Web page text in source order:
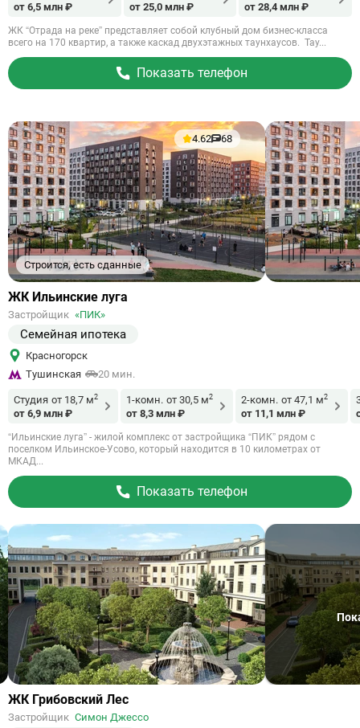
от 6,5 млн ₽ от 25,0 млн ₽ от 28,4 млн ₽
ЖК “Отрада на реке” представляет собой клубный дом бизнес-класса
всего на 170 квартир, а также каскад двухэтажных таунхаусов. Тау...
Показать телефон
Строится, есть сданные
4.62 68
Ссылка
объект
ЖК Ильинские луга
Застройщик «ПИК»
Семейная ипотека
Красногорск
Тушинская
20 мин.
Студия от 18,7 м2
от 6,9 млн ₽
1-комн. от 30,5 м2
от 8,3 млн ₽
2-комн. от 47,1 м2
от 11,1 млн ₽
“Ильинские луга” - жилой комплекс от застройщика “ПИК” рядом с
поселком Ильинское-Усово, который находится в 10 километрах от
МКАД...
Показать телефон
Ссылка
объект
ЖК Грибовский Лес
Застройщик Симон Джессо